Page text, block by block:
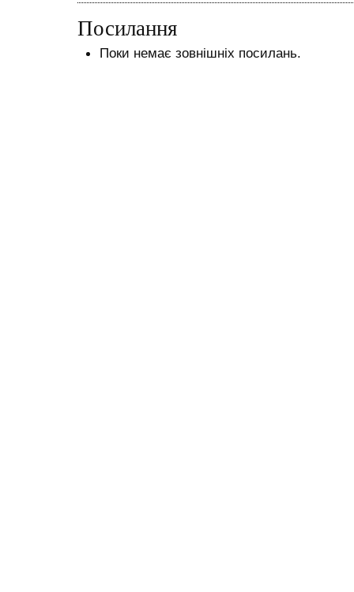
Посилання
Поки немає зовнішніх посилань.